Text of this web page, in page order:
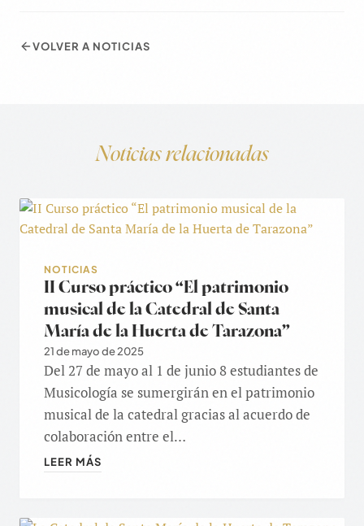
VOLVER A NOTICIAS
Noticias relacionadas
NOTICIAS
II Curso práctico “El patrimonio
musical de la Catedral de Santa
María de la Huerta de Tarazona”
21 de mayo de 2025
Del 27 de mayo al 1 de junio 8 estudiantes de
Musicología se sumergirán en el patrimonio
musical de la catedral gracias al acuerdo de
colaboración entre el…
LEER MÁS